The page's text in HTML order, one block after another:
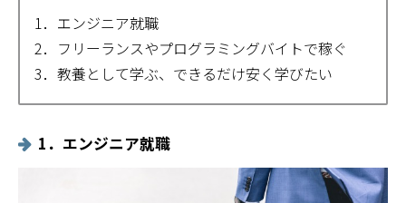
1．エンジニア就職
2．フリーランスやプログラミングバイトで稼ぐ
3．教養として学ぶ、できるだけ安く学びたい
1．エンジニア就職